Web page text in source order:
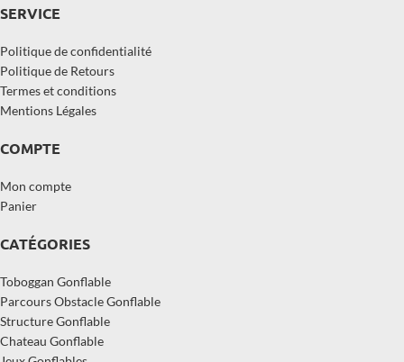
SERVICE
Politique de confidentialité
Politique de Retours
Termes et conditions
Mentions Légales
COMPTE
Mon compte
Panier
CATÉGORIES
Toboggan Gonflable
Parcours Obstacle Gonflable
Structure Gonflable
Chateau Gonflable